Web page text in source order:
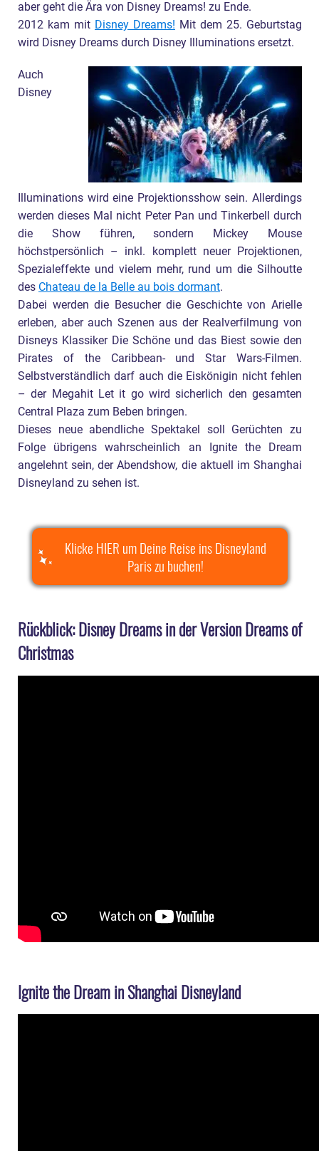
aber geht die Ära von Disney Dreams! zu Ende.
2012 kam mit Disney Dreams! Mit dem 25. Geburtstag
wird Disney Dreams durch Disney Illuminations ersetzt.
Auch
Disney
Illuminations wird eine Projektionsshow sein. Allerdings
werden dieses Mal nicht Peter Pan und Tinkerbell durch
die Show führen, sondern Mickey Mouse
höchstpersönlich – inkl. komplett neuer Projektionen,
Spezialeffekte und vielem mehr, rund um die Silhoutte
des Chateau de la Belle au bois dormant.
Dabei werden die Besucher die Geschichte von Arielle
erleben, aber auch Szenen aus der Realverfilmung von
Disneys Klassiker Die Schöne und das Biest sowie den
Pirates of the Caribbean- und Star Wars-Filmen.
Selbstverständlich darf auch die Eiskönigin nicht fehlen
– der Megahit Let it go wird sicherlich den gesamten
Central Plaza zum Beben bringen.
Dieses neue abendliche Spektakel soll Gerüchten zu
Folge übrigens wahrscheinlich an Ignite the Dream
angelehnt sein, der Abendshow, die aktuell im Shanghai
Disneyland zu sehen ist.
Klicke HIER um Deine Reise ins Disneyland
Paris zu buchen!
Rückblick: Disney Dreams in der Version Dreams of
Christmas
Ignite the Dream in Shanghai Disneyland